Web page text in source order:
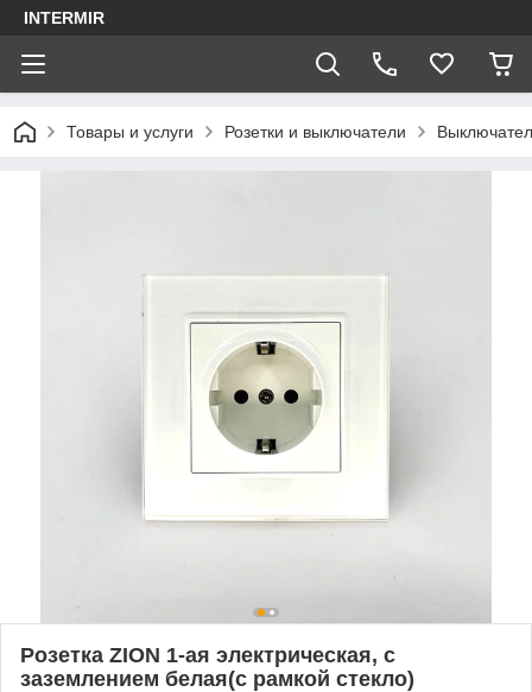
INTERMIR
Товары и услуги Розетки и выключатели
Розетка ZION 1-ая электрическая, с
заземлением белая(с рамкой стекло)